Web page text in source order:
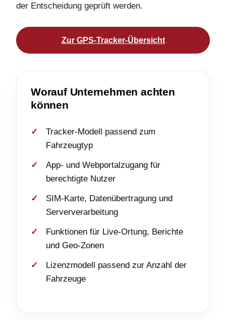
der Entscheidung geprüft werden.
Zur GPS-Tracker-Übersicht
Worauf Unternehmen achten
können
Tracker-Modell passend zum
Fahrzeugtyp
App- und Webportalzugang für
berechtigte Nutzer
SIM-Karte, Datenübertragung und
Serververarbeitung
Funktionen für Live-Ortung, Berichte
und Geo-Zonen
Lizenzmodell passend zur Anzahl der
Fahrzeuge